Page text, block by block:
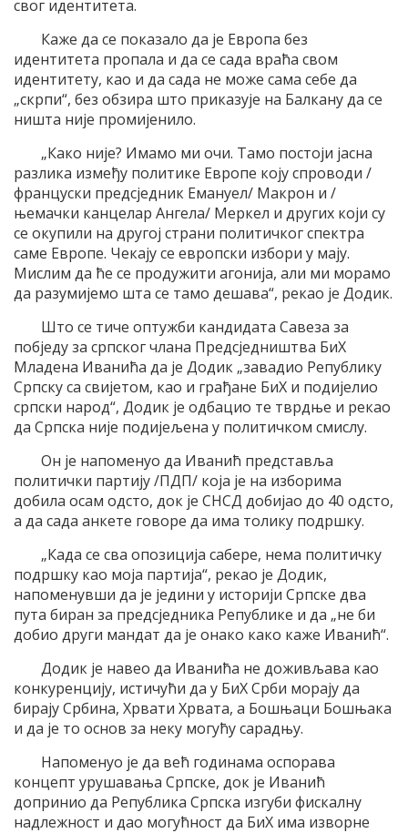
свог идентитета.
Каже да се показало да је Европа без
идентитета пропала и да се сада враћа свом
идентитету, као и да сада не може сама себе да
„скрпи“, без обзира што приказује на Балкану да се
ништа није промијенило.
„Како није? Имамо ми очи. Тамо постоји јасна
разлика између политике Европе коју спроводи /
француски предсједник Емануел/ Макрон и /
њемачки канцелар Ангела/ Меркел и других који су
се окупили на другој страни политичког спектра
саме Европе. Чекају се европски избори у мају.
Мислим да ће се продужити агонија, али ми морамо
да разумијемо шта се тамо дешава“, рекао је Додик.
Што се тиче оптужби кандидата Савеза за
побједу за српског члана Предсједништва БиХ
Младена Иванића да је Додик „завадио Републику
Српску са свијетом, као и грађане БиХ и подијелио
српски народ“, Додик је одбацио те тврдње и рекао
да Српска није подијељена у политичком смислу.
Он је напоменуо да Иванић представља
политички партију /ПДП/ која је на изборима
добила осам одсто, док је СНСД добијао до 40 одсто,
а да сада анкете говоре да има толику подршку.
„Када се сва опозиција сабере, нема политичку
подршку као моја партија“, рекао је Додик,
напоменувши да је једини у историји Српске два
пута биран за предсједника Републике и да „не би
добио други мандат да је онако како каже Иванић“.
Додик је навео да Иванића не доживљава као
конкуренцију, истичући да у БиХ Срби морају да
бирају Србина, Хрвати Хрвата, а Бошњаци Бошњака
и да је то основ за неку могућу сарадњу.
Напоменуо је да већ годинама оспорава
концепт урушавања Српске, док је Иванић
допринио да Република Српска изгуби фискалну
надлежност и дао могућност да БиХ има изворне